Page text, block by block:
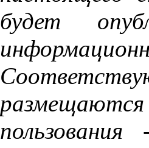
будет